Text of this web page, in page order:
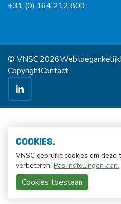
+31 (0) 164 212 800
© VNSC 2026
CopyrightContact
COOKIES.
VNSC gebruikt cookies om
verbeteren. Pas instellingen aan.
Cookies toestaan